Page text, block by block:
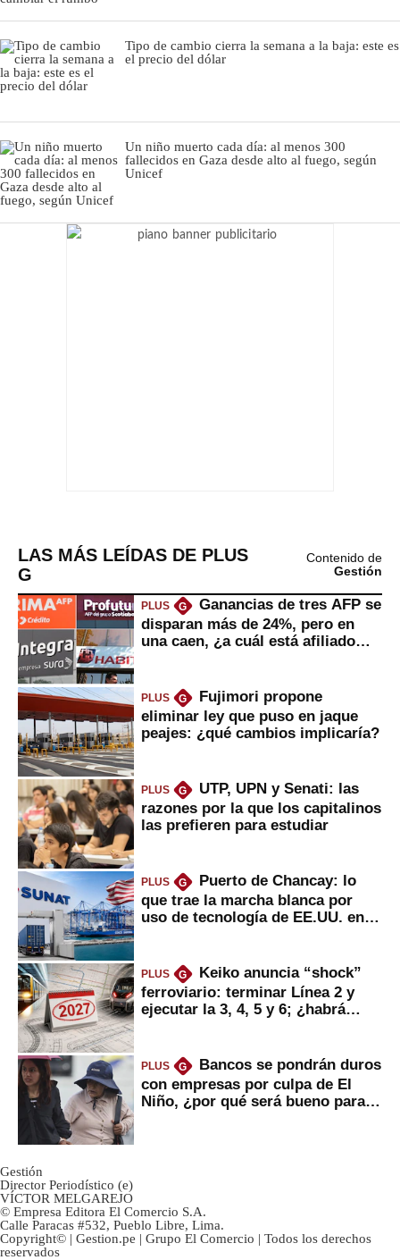
Tipo de cambio cierra la semana a la baja: este es
el precio del dólar
Un niño muerto cada día: al menos 300
fallecidos en Gaza desde alto al fuego, según
Unicef
LAS MÁS LEÍDAS DE PLUS
G
Contenido de
Gestión
PLUS G
Ganancias de tres AFP se
disparan más de 24%, pero en
una caen, ¿a cuál está afiliado
PLUS G
Fujimori propone
eliminar ley que puso en jaque
peajes: ¿qué cambios implicaría?
PLUS G
UTP, UPN y Senati: las
razones por la que los capitalinos
las prefieren para estudiar
PLUS G
Puerto de Chancay: lo
que trae la marcha blanca por
uso de tecnología de EE.UU. en
PLUS G
Keiko anuncia “shock”
ferroviario: terminar Línea 2 y
ejecutar la 3, 4, 5 y 6; ¿habrá
PLUS G
Bancos se pondrán duros
con empresas por culpa de El
Niño, ¿por qué será bueno para
Gestión
Director Periodístico (e)
VÍCTOR MELGAREJO
© Empresa Editora El Comercio S.A.
Calle Paracas #532, Pueblo Libre, Lima.
Copyright© | Gestion.pe | Grupo El Comercio | Todos los derechos
reservados